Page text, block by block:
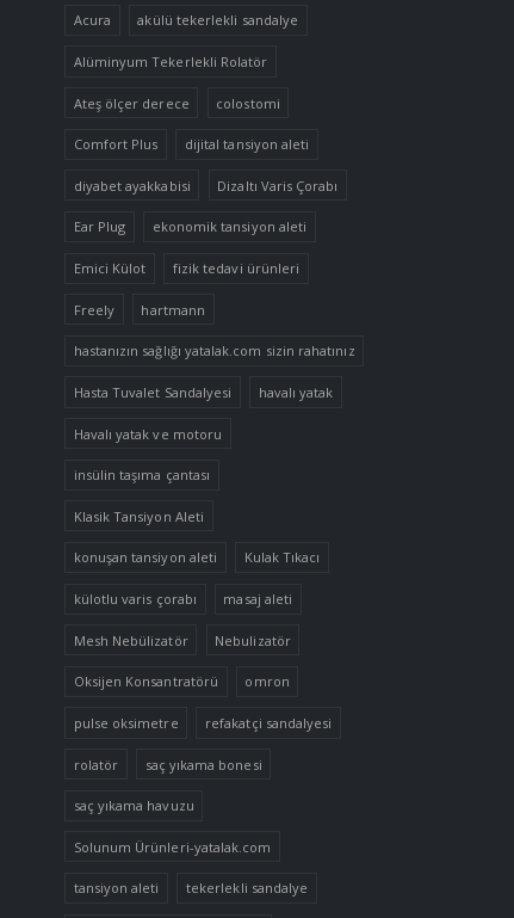
Acura akülü tekerlekli sandalye
Alüminyum Tekerlekli Rolatör
Ateş ölçer derece colostomi
Comfort Plus dijital tansiyon aleti
diyabet ayakkabisi Dizaltı Varis Çorabı
Ear Plug ekonomik tansiyon aleti
Emici Külot fizik tedavi ürünleri
Freely hartmann
hastanızın sağlığı yatalak.com sizin rahatınız
Hasta Tuvalet Sandalyesi havalı yatak
Havalı yatak ve motoru
insülin taşıma çantası
Klasik Tansiyon Aleti
konuşan tansiyon aleti Kulak Tıkacı
külotlu varis çorabı masaj aleti
Mesh Nebülizatör Nebulizatör
Oksijen Konsantratörü omron
pulse oksimetre refakatçi sandalyesi
rolatör saç yıkama bonesi
saç yıkama havuzu
Solunum Ürünleri-yatalak.com
tansiyon aleti tekerlekli sandalye